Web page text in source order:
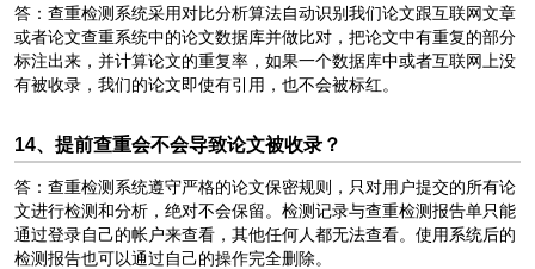
答：查重检测系统采用对比分析算法自动识别我们论文跟互联网文章
或者论文查重系统中的论文数据库并做比对，把论文中有重复的部分
标注出来，并计算论文的重复率，如果一个数据库中或者互联网上没
有被收录，我们的论文即使有引用，也不会被标红。
14、提前查重会不会导致论文被收录？
答：查重检测系统遵守严格的论文保密规则，只对用户提交的所有论
文进行检测和分析，绝对不会保留。检测记录与查重检测报告单只能
通过登录自己的帐户来查看，其他任何人都无法查看。使用系统后的
检测报告也可以通过自己的操作完全删除。